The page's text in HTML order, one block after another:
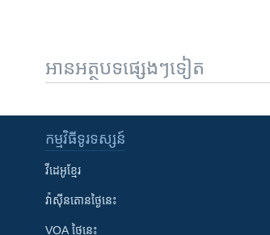
អានអត្ថបទផ្សេងៗទៀត
កម្មវិធី​ទូរទស្សន៍
វីដេអូ​ខ្មែរ
វ៉ាស៊ីនតោន​ថ្ងៃ​នេះ
VOA ថ្ងៃនេះ